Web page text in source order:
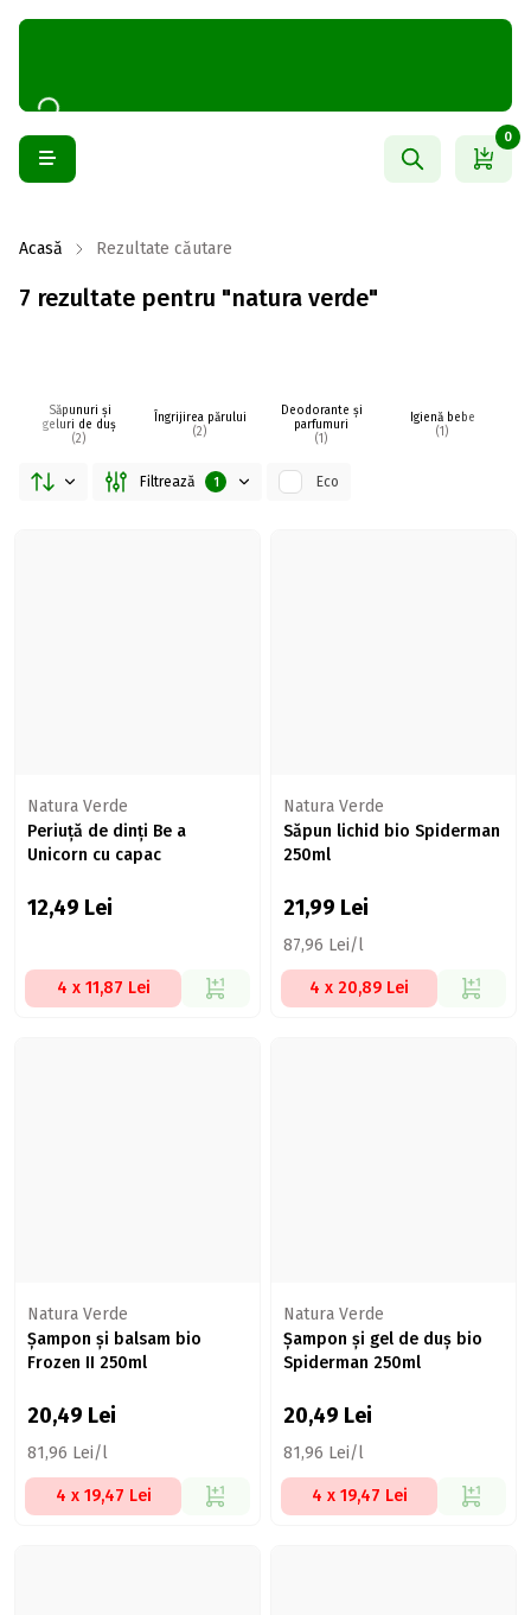
0
Acasă Rezultate căutare
7 rezultate pentru "natura verde"
Săpunuri și
geluri de duș
(2)
Îngrijirea părului
(2)
Deodorante și
parfumuri
(1)
Igienă bebe
(1)
Filtrează 1 Eco
Natura Verde
Periuță de dinți Be a
Unicorn cu capac
12,49 Lei
4 x 11,87 Lei
Natura Verde
Săpun lichid bio Spiderman
250ml
21,99 Lei
87,96 Lei/l
4 x 20,89 Lei
Natura Verde
Șampon și balsam bio
Frozen II 250ml
20,49 Lei
81,96 Lei/l
4 x 19,47 Lei
Natura Verde
Șampon și gel de duș bio
Spiderman 250ml
20,49 Lei
81,96 Lei/l
4 x 19,47 Lei